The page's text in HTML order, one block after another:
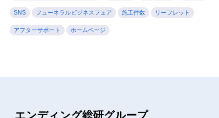
SNS フューネラルビジネスフェア 施工件数 リーフレット
アフターサポート ホームページ
エンディング総研グループ